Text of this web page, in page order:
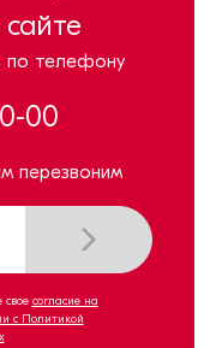
по телефону
00
перезвоним
свое согласие на
с Политикой